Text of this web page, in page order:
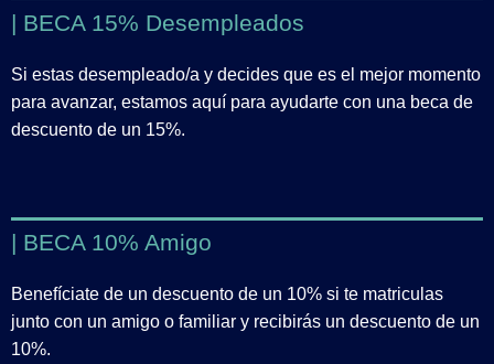
| BECA 15% Desempleados
Si estas desempleado/a y decides que es el mejor momento
para avanzar, estamos aquí para ayudarte con una beca de
descuento de un 15%.
| BECA 10% Amigo
Benefíciate de un descuento de un 10% si te matriculas
junto con un amigo o familiar y recibirás un descuento de un
10%.